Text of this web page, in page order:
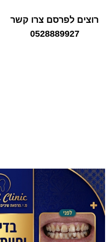
רוצים לפרסם צרו קשר
0528889927